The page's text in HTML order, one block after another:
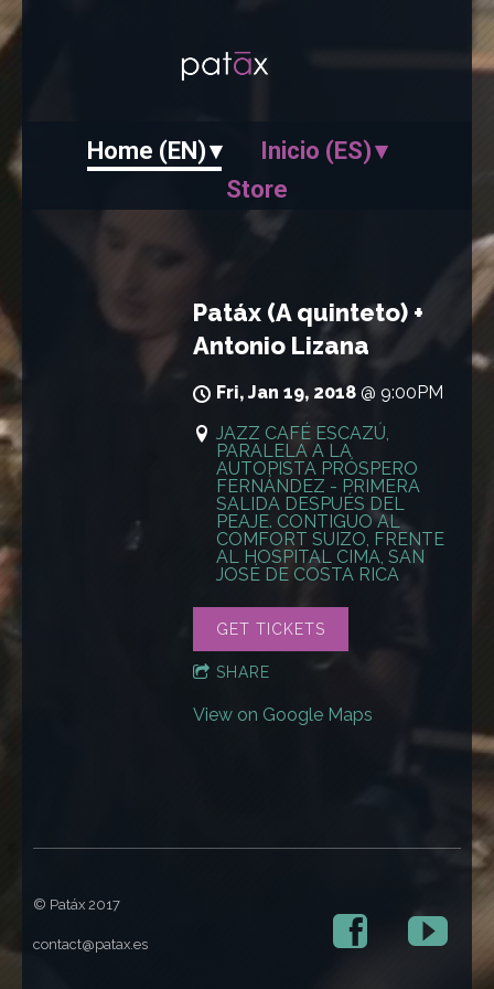
Home (EN)
Inicio (ES)
Store
Patáx (A quinteto) +
Antonio Lizana
Fri, Jan 19, 2018 @ 9:00PM
JAZZ CAFÉ ESCAZÚ
PARALELA A LA
AUTOPISTA PRÓSPERO
FERNÁNDEZ - PRIMERA
SALIDA DESPUÉS DEL
PEAJE. CONTIGUO AL
COMFORT SUIZO, FRENTE
AL HOSPITAL CIMA ,SAN
JOSÉ DE COSTA RICA
GET TICKETS
SHARE
View on Google Maps
© Patáx 2017
contact@patax.es